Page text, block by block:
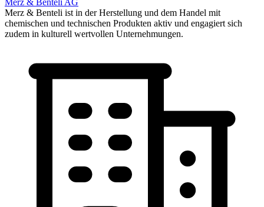
Merz & Benteli AG
Merz & Benteli ist in der Herstellung und dem Handel mit
chemischen und technischen Produkten aktiv und engagiert sich
zudem in kulturell wertvollen Unternehmungen.